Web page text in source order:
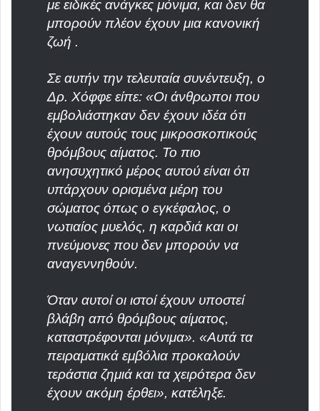
με ειδικές ανάγκες μόνιμα, και δεν θα
μπορούν πλέον έχουν μια κανονική
ζωή .
Σε αυτήν την τελευταία συνέντευξη, ο
Δρ. Χόφφε είπε: «Οι άνθρωποι που
εμβολιάστηκαν δεν έχουν ιδέα ότι
έχουν αυτούς τους μικροσκοπικούς
θρόμβους αίματος. Το πιο
ανησυχητικό μέρος αυτού είναι ότι
υπάρχουν ορισμένα μέρη του
σώματος όπως ο εγκέφαλος, ο
νωτιαίος μυελός, η καρδιά και οι
πνεύμονες που δεν μπορούν να
αναγεννηθούν.
Όταν αυτοί οι ιστοί έχουν υποστεί
βλάβη από θρόμβους αίματος,
καταστρέφονται μόνιμα». «Αυτά τα
πειραματικά εμβόλια προκαλούν
τεράστια ζημιά και τα χειρότερα δεν
έχουν ακόμη έρθει», κατέληξε.